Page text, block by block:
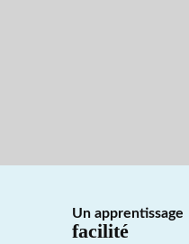
Un apprentissage
facilité